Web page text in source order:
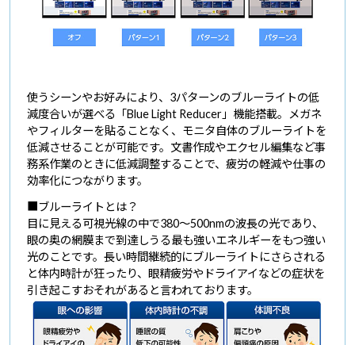
使うシーンやお好みにより、3パターンのブルーライトの低
減度合いが選べる「Blue Light Reducer」機能搭載。メガネ
やフィルターを貼ることなく、モニタ自体のブルーライトを
低減させることが可能です。文書作成やエクセル編集など事
務系作業のときに低減調整することで、疲労の軽減や仕事の
効率化につながります。
■ブルーライトとは？
目に見える可視光線の中で380～500nmの波長の光であり、
眼の奥の網膜まで到達しうる最も強いエネルギーをもつ強い
光のことです。長い時間継続的にブルーライトにさらされる
と体内時計が狂ったり、眼精疲労やドライアイなどの症状を
引き起こすおそれがあると言われております。